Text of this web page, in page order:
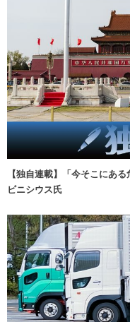
【独自連載】「今そこにあ
ビニシウス氏